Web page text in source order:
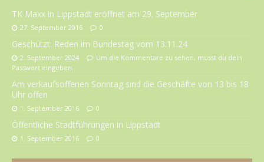
TK Maxx in Lippstadt eröffnet am 29. September
27. September 2016 0
Geschützt: Reden im Bundestag vom 13.11.24
2. September 2024
Um die Kommentare zu sehen, musst du dein
Passwort eingeben.
Am verkaufsoffenen Sonntag sind die Geschäfte von 13 bis 18
Uhr offen
1. September 2016 0
Öffentliche Stadtführungen in Lippstadt
1. September 2016 0